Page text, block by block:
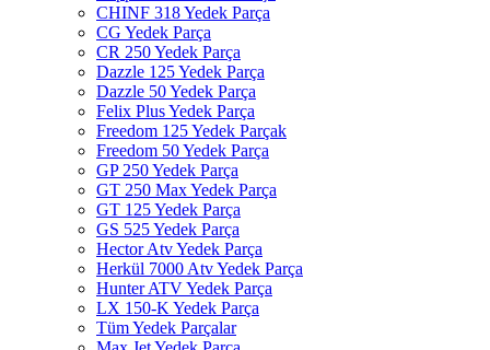
CHINF 318 Yedek Parça
CG Yedek Parça
CR 250 Yedek Parça
Dazzle 125 Yedek Parça
Dazzle 50 Yedek Parça
Felix Plus Yedek Parça
Freedom 125 Yedek Parçak
Freedom 50 Yedek Parça
GP 250 Yedek Parça
GT 250 Max Yedek Parça
GT 125 Yedek Parça
GS 525 Yedek Parça
Hector Atv Yedek Parça
Herkül 7000 Atv Yedek Parça
Hunter ATV Yedek Parça
LX 150-K Yedek Parça
Tüm Yedek Parçalar